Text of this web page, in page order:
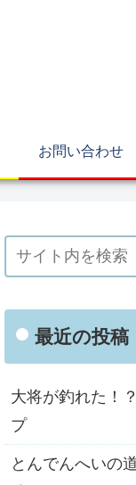
お問い合わせ
最近の投稿
大将が釣れた！
プ
とんでんへいの